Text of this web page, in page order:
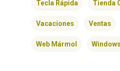
Tecla Rápida Tienda
Vacaciones Ventas
Web Mármol Windows